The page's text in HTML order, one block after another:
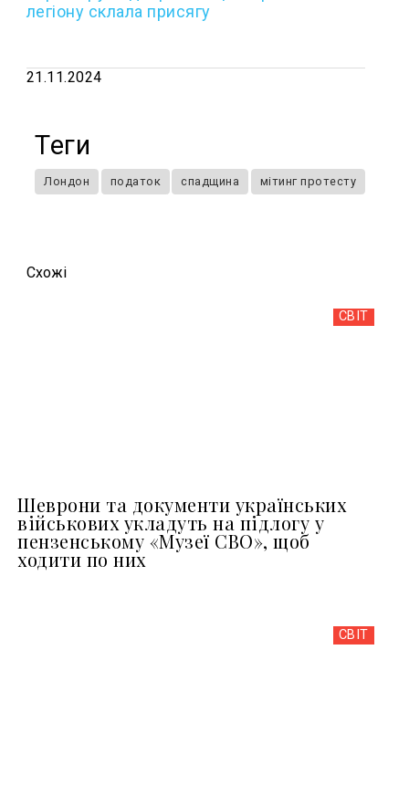
легіону склала присягу
21.11.2024
Теги
Лондон податок спадщина мітинг протесту
Схожi
СВІТ
Шеврони та документи українських
військових укладуть на підлогу у
пензенському «Музеї СВО», щоб
ходити по них
СВІТ